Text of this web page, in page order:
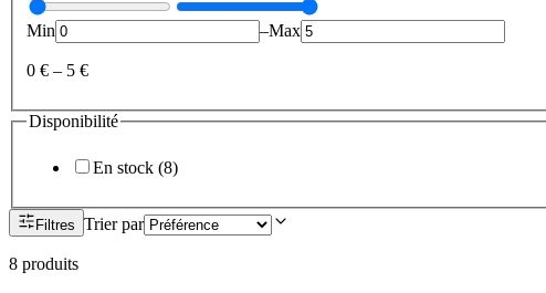
Min –Max
0 € – 5 €
Disponibilité
En stock (8)
Filtres Trier par
8 produits